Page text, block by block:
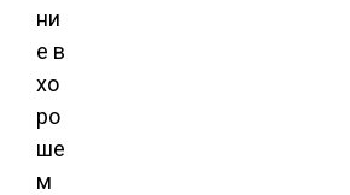
ни
е в
хо
ро
ше
м